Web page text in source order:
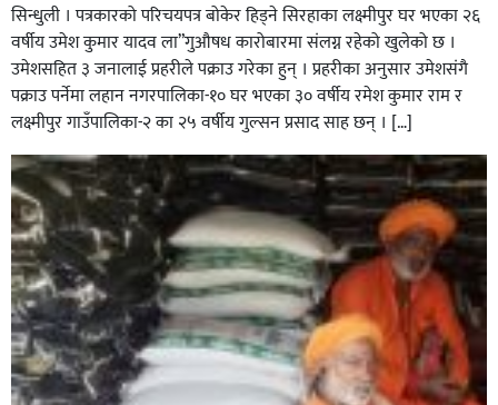
सिन्धुली । पत्रकारको परिचयपत्र बोकेर हिड्ने सिरहाका लक्ष्मीपुर घर भएका २६
वर्षीय उमेश कुमार यादव ला”गुऔषध कारोबारमा संलग्न रहेको खुलेको छ ।
उमेशसहित ३ जनालाई प्रहरीले पक्राउ गरेका हुन् । प्रहरीका अनुसार उमेशसंगै
पक्राउ पर्नेमा लहान नगरपालिका-१० घर भएका ३० वर्षीय रमेश कुमार राम र
लक्ष्मीपुर गाउँपालिका-२ का २५ वर्षीय गुल्सन प्रसाद साह छन् । […]